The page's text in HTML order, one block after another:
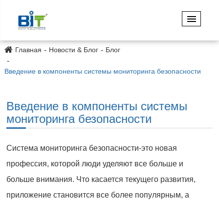
Главная Новости & Блог Блог
Введение в компоненты системы мониторинга безопасности
Введение в компоненты системы
мониторинга безопасности
Система мониторинга безопасности-это новая
профессия, которой люди уделяют все больше и
больше внимания. Что касается текущего развития,
приложение становится все более популярным, а